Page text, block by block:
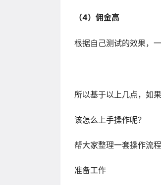
（4）佣金高
根据自己测试的效果，
所以基于以上几点，如
该怎么上手操作呢？
帮大家整理一套操作流程
准备工作